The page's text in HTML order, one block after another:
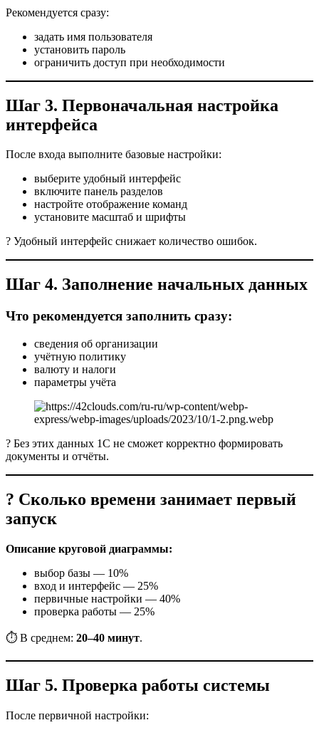
Рекомендуется сразу:
задать имя пользователя
установить пароль
ограничить доступ при необходимости
Шаг 3. Первоначальная настройка
интерфейса
После входа выполните базовые настройки:
выберите удобный интерфейс
включите панель разделов
настройте отображение команд
установите масштаб и шрифты
? Удобный интерфейс снижает количество ошибок.
Шаг 4. Заполнение начальных данных
Что рекомендуется заполнить сразу:
сведения об организации
учётную политику
валюту и налоги
параметры учёта
? Без этих данных 1С не сможет корректно формировать
документы и отчёты.
? Сколько времени занимает первый
запуск
Описание круговой диаграммы:
выбор базы — 10%
вход и интерфейс — 25%
первичные настройки — 40%
проверка работы — 25%
⏱️ В среднем: 20–40 минут.
Шаг 5. Проверка работы системы
После первичной настройки: